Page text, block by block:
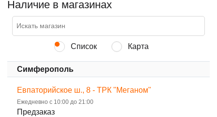
Наличие в магазинах
Список Карта
Симферополь
Евпаторийское ш., 8 - ТРК "Меганом"
Ежедневно с 10:00 до 21:00
Предзаказ